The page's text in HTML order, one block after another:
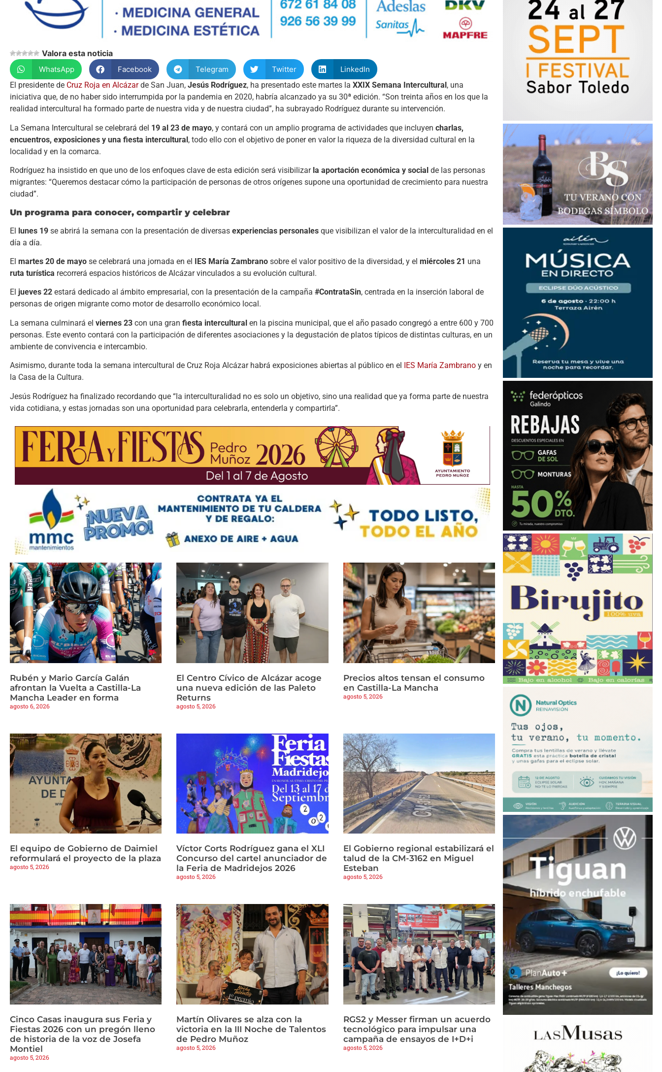
Valora esta noticia
WhatsApp Facebook Telegram Twitter
LinkedIn
El presidente de Cruz Roja en Alcázarde San Juan, Jesús Rodríguez, ha presentado este martes la XXIX Semana Intercultural , una
iniciativa que, de no haber sido interrumpida por la pandemia en 2020, habría alcanzado ya su 30ª edición. “Son treinta años en los que la
realidad intercultural ha formado parte de nuestra vida y de nuestra ciudad”, ha subrayado Rodríguez durante su intervención.
La Semana Intercultural se celebrará del 19 al 23 de mayo, y contará con un amplio programa de actividades que incluyen charlas,
encuentros, exposiciones y una fiesta intercultural, todo ello con el objetivo de poner en valor la riqueza de la diversidad cultural en la
localidad y en la comarca.
Rodríguez ha insistido en que uno de los enfoques clave de esta edición será visibilizar la aportación económica y social de las personas
migrantes: “Queremos destacar cómo la participación de personas de otros orígenes supone una oportunidad de crecimiento para nuestra
ciudad”.
Un programa para conocer, compartir y celebrar
El lunes 19 se abrirá la semana con la presentación de diversas experiencias personales que visibilizan el valor de la interculturalidad en el
día a día.
El martes 20 de mayo se celebrará una jornada en el IES María Zambrano sobre el valor positivo de la diversidad, y el miércoles 21 una
ruta turística recorrerá espacios históricos de Alcázar vinculados a su evolución cultural.
El jueves 22 estará dedicado al ámbito empresarial, con la presentación de la campaña #ContrataSin, centrada en la inserción laboral de
personas de origen migrante como motor de desarrollo económico local.
La semana culminará el viernes 23 con una gran fiesta intercultural en la piscina municipal, que el año pasado congregó a entre 600 y 700
personas. Este evento contará con la participación de diferentes asociaciones y la degustación de platos típicos de distintas culturas, en un
ambiente de convivencia e intercambio.
Asimismo, durante toda la semana intercultural de Cruz Roja Alcázar habrá exposiciones abiertas al público en el IES María Zambrano y en
la Casa de la Cultura.
Jesús Rodríguez ha finalizado recordando que “la interculturalidad no es solo un objetivo, sino una realidad que ya forma parte de nuestra
vida cotidiana, y estas jornadas son una oportunidad para celebrarla, entenderla y compartirla”.
Rubén y Mario García Galán
afrontan la Vuelta a Castilla-La
Mancha Leader en forma
agosto 6, 2026
El Centro Cívico de Alcázar acoge
una nueva edición de las Paleto
Returns
agosto 5, 2026
Precios altos tensan el consumo
en Castilla-La Mancha
agosto 5, 2026
El equipo de Gobierno de Daimiel
reformulará el proyecto de la plaza
agosto 5, 2026
Víctor Corts Rodríguez gana el XLI
Concurso del cartel anunciador de
la Feria de Madridejos 2026
agosto 5, 2026
El Gobierno regional estabilizará el
talud de la CM-3162 en Miguel
Esteban
agosto 5, 2026
Cinco Casas inaugura sus Feria y
Fiestas 2026 con un pregón lleno
de historia de la voz de Josefa
Montiel
agosto 5, 2026
Martín Olivares se alza con la
victoria en la III Noche de Talentos
de Pedro Muñoz
agosto 5, 2026
RGS2 y Messer firman un acuerdo
tecnológico para impulsar una
campaña de ensayos de I+D+i
agosto 5, 2026